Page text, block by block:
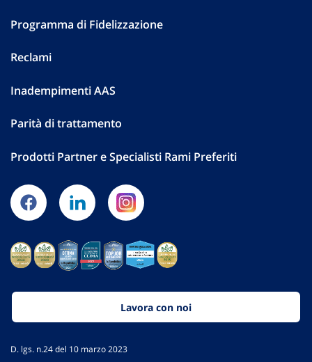
Programma di Fidelizzazione
Reclami
Inadempimenti AAS
Parità di trattamento
Prodotti Partner e Specialisti Rami Preferiti
Lavora con noi
D. lgs. n.24 del 10 marzo 2023